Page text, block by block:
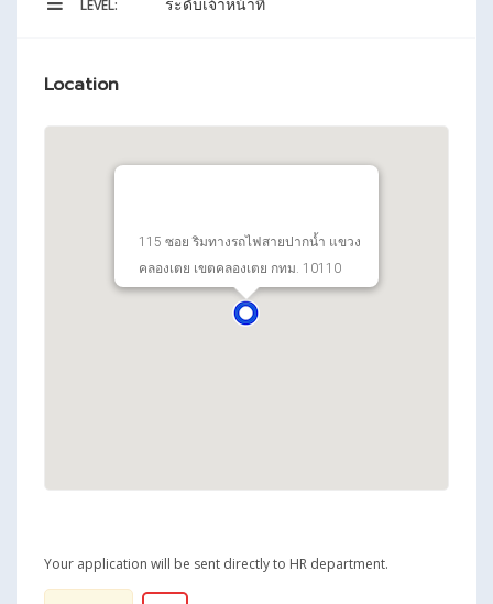
LEVEL:
Location
115 ซอย ริมทางรถไฟสายปากน้ำ แขวง
คลองเตย เขตคลองเตย กทม. 10110
Your application will be sent directly to HR department.